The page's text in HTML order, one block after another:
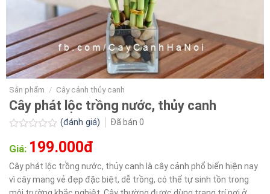
Sản phẩm / Cây cảnh thủy canh
Cây phát lộc trồng nước, thủy canh
xếp
0.0
5
sao
(đánh giá) Đã bán 0
Giá: 199.000đ
Cây phát lộc trồng nước, thủy canh là cây cảnh phổ biến hiện nay
vì cây mang vẻ đẹp đặc biệt, dễ trồng, có thể tự sinh tồn trong